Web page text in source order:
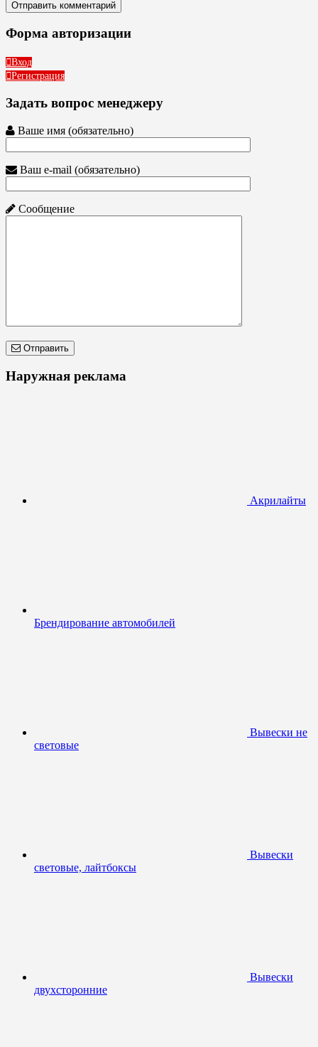
Форма авторизации
Вход
Регистрация
Задать вопрос менеджеру
Ваше имя (обязательно)
Ваш e-mail (обязательно)
Сообщение
Отправить
Наружная реклама
Акрилайты
Брендирование автомобилей
Вывески не
световые
Вывески
световые, лайтбоксы
Вывески
двухсторонние